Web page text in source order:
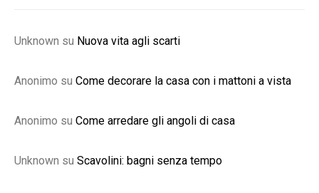
Unknown su Nuova vita agli scarti
Anonimo su Come decorare la casa con i mattoni a vista
Anonimo su Come arredare gli angoli di casa
Unknown su Scavolini: bagni senza tempo